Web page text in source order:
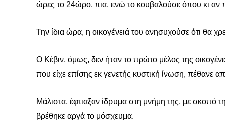
ώρες το 24ώρο, πια, ενώ το κουβαλούσε όπου κι αν
Την ίδια ώρα, η οικογένειά του ανησυχούσε ότι θα
Ο Κέβιν, όμως, δεν ήταν το πρώτο μέλος της
που είχε επίσης εκ γενετής κυστική ίνωση, πέθανε
Μάλιστα, έφτιαξαν ίδρυμα στη μνήμη της, με σκοπό
βρέθηκε αργά το μόσχευμα.